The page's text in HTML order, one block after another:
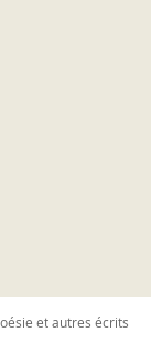
et autres écrits